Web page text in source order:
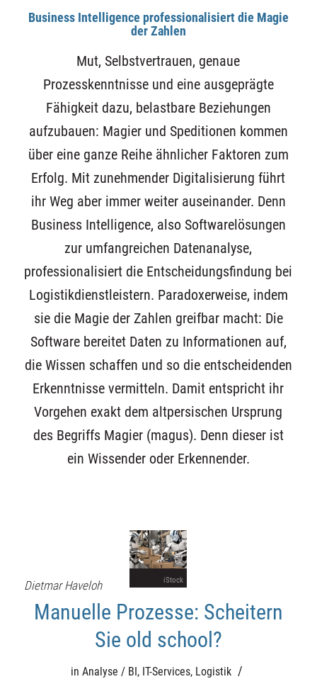
Business Intelligence professionalisiert die Magie
der Zahlen
Mut, Selbstvertrauen, genaue
Prozesskenntnisse und eine ausgeprägte
Fähigkeit dazu, belastbare Beziehungen
aufzubauen: Magier und Speditionen kommen
über eine ganze Reihe ähnlicher Faktoren zum
Erfolg. Mit zunehmender Digitalisierung führt
ihr Weg aber immer weiter auseinander. Denn
Business Intelligence, also Softwarelösungen
zur umfangreichen Datenanalyse,
professionalisiert die Entscheidungsfindung bei
Logistikdienstleistern. Paradoxerweise, indem
sie die Magie der Zahlen greifbar macht: Die
Software bereitet Daten zu Informationen auf,
die Wissen schaffen und so die entscheidenden
Erkenntnisse vermitteln. Damit entspricht ihr
Vorgehen exakt dem altpersischen Ursprung
des Begriffs Magier (magus). Denn dieser ist
ein Wissender oder Erkennender.
Dietmar Haveloh iStock
Manuelle Prozesse: Scheitern
Sie old school?
in Analyse / BI, IT-Services, Logistik /